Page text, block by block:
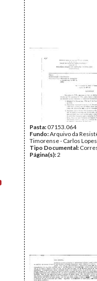
Pasta:07153.064
Fundo:Arquivo da
Timorense - Carlos Lopes
Tipo Documental:
Página(s):2